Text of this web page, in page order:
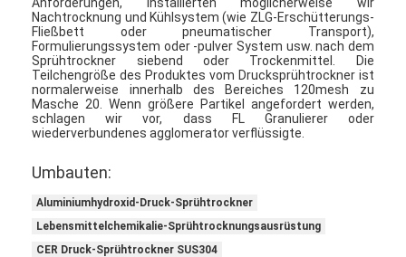
Grelle trockenere Maschine
Paddel-Trockner
Vakuumschleuder
Nachtrocknung und Kühlsystem (wie ZLG-Erschütterungs-
Fließbett oder pneumatischer Transport),
Formulierungssystem oder -pulver System usw. nach dem
Sprühtrockner siebend oder Trockenmittel. Die
Teilchengröße des Produktes vom Drucksprühtrockner ist
normalerweise innerhalb des Bereiches 120mesh zu
Masche 20. Wenn größere Partikel angefordert werden,
schlagen wir vor, dass FL Granulierer oder
wiederverbundenes agglomerator verflüssigte.
Umbauten:
Aluminiumhydroxid-Druck-Sprühtrockner
Lebensmittelchemikalie-Sprühtrocknungsausrüstung
CER Druck-Sprühtrockner SUS304